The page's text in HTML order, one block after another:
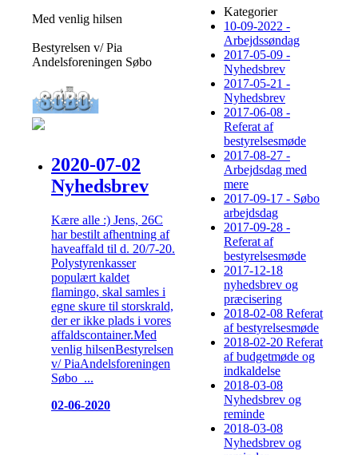
Med venlig hilsen
Bestyrelsen v/ Pia
Andelsforeningen Søbo
2020-07-02
Nyhedsbrev
Kære alle :) Jens, 26C
har bestilt afhentning af
haveaffald til d. 20/7-20.
Polystyrenkasser
populært kaldet
flamingo, skal samles i
egne skure til storskrald,
der er ikke plads i vores
affaldscontainer.Med
venlig hilsenBestyrelsen
v/ PiaAndelsforeningen
Søbo ...
02-06-2020
Kategorier
10-09-2022 -
Arbejdssøndag
2017-05-09 -
Nyhedsbrev
2017-05-21 -
Nyhedsbrev
2017-06-08 -
Referat af
bestyrelsesmøde
2017-08-27 -
Arbejdsdag med
mere
2017-09-17 - Søbo
arbejdsdag
2017-09-28 -
Referat af
bestyrelsesmøde
2017-12-18
nyhedsbrev og
præcisering
2018-02-08 Referat
af bestyrelsesmøde
2018-02-20 Referat
af budgetmøde og
indkaldelse
2018-03-08
Nyhedsbrev og
reminde
2018-03-08
Nyhedsbrev og